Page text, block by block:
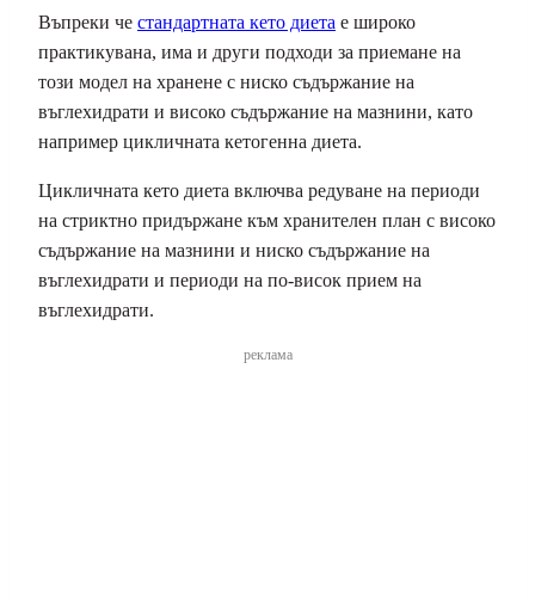
Въпреки че стандартната кето диета е широко
практикувана, има и други подходи за приемане на
този модел на хранене с ниско съдържание на
въглехидрати и високо съдържание на мазнини, като
например цикличната кетогенна диета.
Цикличната кето диета включва редуване на периоди
на стриктно придържане към хранителен план с високо
съдържание на мазнини и ниско съдържание на
въглехидрати и периоди на по-висок прием на
въглехидрати.
реклама